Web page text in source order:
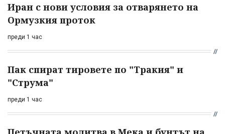
Иран с нови условия за отварянето на
Ормузкия проток
преди 1 час
Пак спират тировете по "Тракия" и
"Струма"
преди 1 час